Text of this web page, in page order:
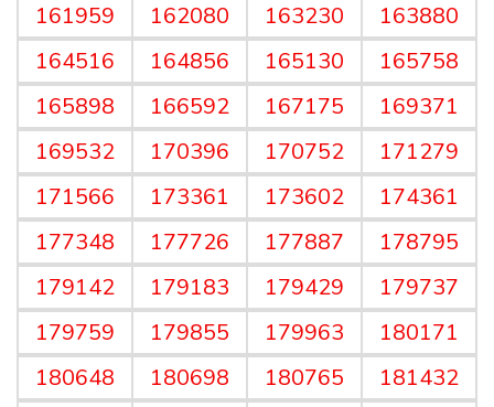
161959
162080 163230
163880
164516
164856 165130
165758
165898
166592 167175
169371
169532
170396 170752
171279
171566
173361 173602
174361
177348
177726 177887
178795
179142
179183 179429
179737
179759
179855 179963
180171
180648
180698 180765
181432